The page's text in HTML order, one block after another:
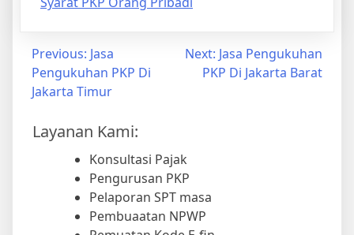
Previous: Jasa
Pengukuhan PKP Di
Jakarta Timur
Next: Jasa Pengukuhan
PKP Di Jakarta Barat
Layanan Kami:
Konsultasi Pajak
Pengurusan PKP
Pelaporan SPT masa
Pembuaatan NPWP